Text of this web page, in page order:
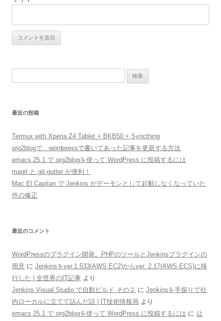
最近の投稿
Termux with Xperia Z4 Tablet + BKB50 + Syncthing
org2blogで、wordpressで書いてあった記事を更新する方法
emacs 25.1 で org2blogを使って WordPress に投稿するには
magit と git-gutter が便利！
Mac El Capitan で Jenkins がデーモンとして起動しなくなっていた
件の修正
最近のコメント
WordPressのプラグイン開発。PHPのツールとJenkinsプラグインの
用意 に Jenkinsをver.1.533(AWS EC2)からver. 2.17(AWS ECS)に移
行した | 全世界のIT記事 より
Jenkins Visual Studio で自動ビルド その２ に Jenkinsを手探りで社
内ローカルに立てて詰んだ話 | IT技術情報局 より
emacs 25.1 で org2blogを使って WordPress に投稿するには に 让